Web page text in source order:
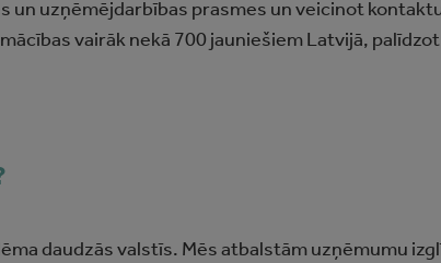
uzņēmējdarbības prasmes un veicinot
vairāk nekā 700 jauniešiem Latvijā,
daudzās valstīs. Mēs atbalstām uzņēmumu